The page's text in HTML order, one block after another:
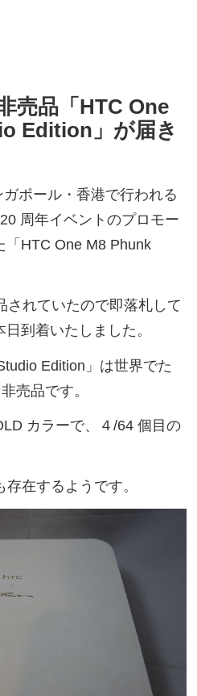
売品「HTC One
Edition」が届き
ポール・香港で行われる
周年イベントのプロモー
「HTC One M8 Phunk
されていたので即落札して
到着いたしました。
Edition」は世界でた
売品です。
カラーで、４/64 個目の
在するようです。